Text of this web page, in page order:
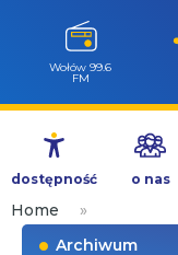
Przejdź
treści
Wołów 99.6
FM
dostępność o nas
Home
»
Archiwum